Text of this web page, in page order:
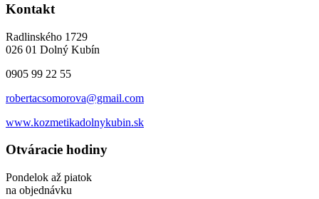
Kontakt
Radlinského 1729
026 01 Dolný Kubín
0905 99 22 55
robertacsomorova@gmail.com
www.kozmetikadolnykubin.sk
Otváracie hodiny
Pondelok až piatok
na objednávku